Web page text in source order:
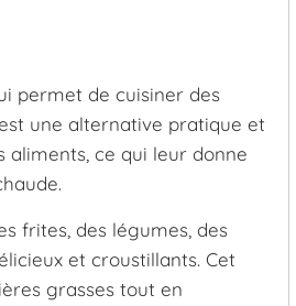
permet de cuisiner des
une alternative pratique et
ce qui leur donne
frites, des légumes, des
et croustillants. Cet
grasses tout en